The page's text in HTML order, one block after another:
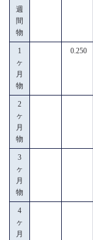
週
間
物
1
ヶ
月
物
0.250
2
ヶ
月
物
3
ヶ
月
物
4
ヶ
月